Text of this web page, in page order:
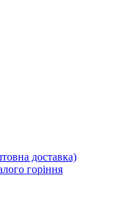
доставка)
горіння